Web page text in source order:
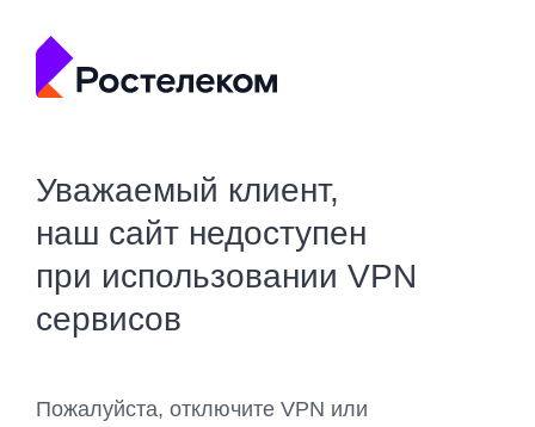
Уважаемый клиент,
наш сайт недоступен
при использовании VPN
сервисов
Пожалуйста, отключите VPN или